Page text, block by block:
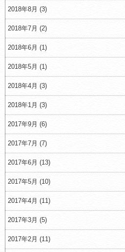
2018年8月 (3)
2018年7月 (2)
2018年6月 (1)
2018年5月 (1)
2018年4月 (3)
2018年1月 (3)
2017年9月 (6)
2017年7月 (7)
2017年6月 (13)
2017年5月 (10)
2017年4月 (11)
2017年3月 (5)
2017年2月 (11)